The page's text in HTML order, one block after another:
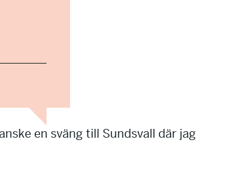
en sväng till Sundsvall där jag